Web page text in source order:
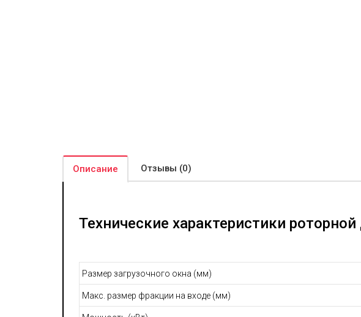
Описание Отзывы (0)
Технические характеристики
Размер загрузочного окна (мм)
Макс. размер фракции на входе (мм)